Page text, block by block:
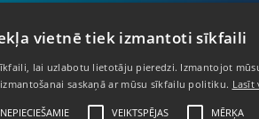
- Informācijas tālrunis
- Apsardzes dienests
vietnē tiek izmantoti sīkfaili
lai uzlabotu lietotāju pieredzi. Izmantojot
saskaņā ar mūsu sīkfailu politiku. Lasīt
VEIKTSPĒJAS MĒRĶA